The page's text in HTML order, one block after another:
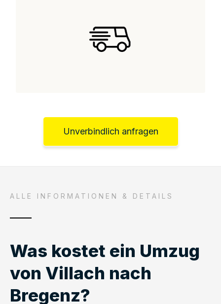
Unverbindlich anfragen
ALLE INFORMATIONEN & DETAILS
Was kostet ein Umzug
von Villach nach
Bregenz?